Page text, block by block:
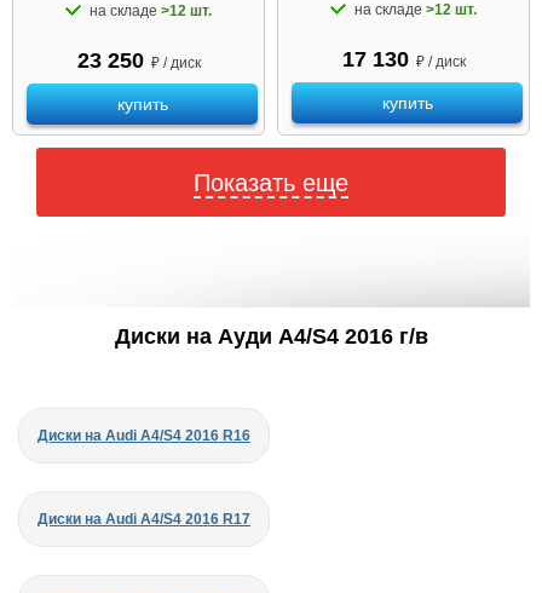
на складе >12 шт.
23 250 ₽ / диск
купить
на складе >12 шт.
17 130 ₽ / диск
купить
Показать еще
Диски на Ауди A4/S4 2016 г/в
Диски на Audi A4/S4 2016 R16
Диски на Audi A4/S4 2016 R17